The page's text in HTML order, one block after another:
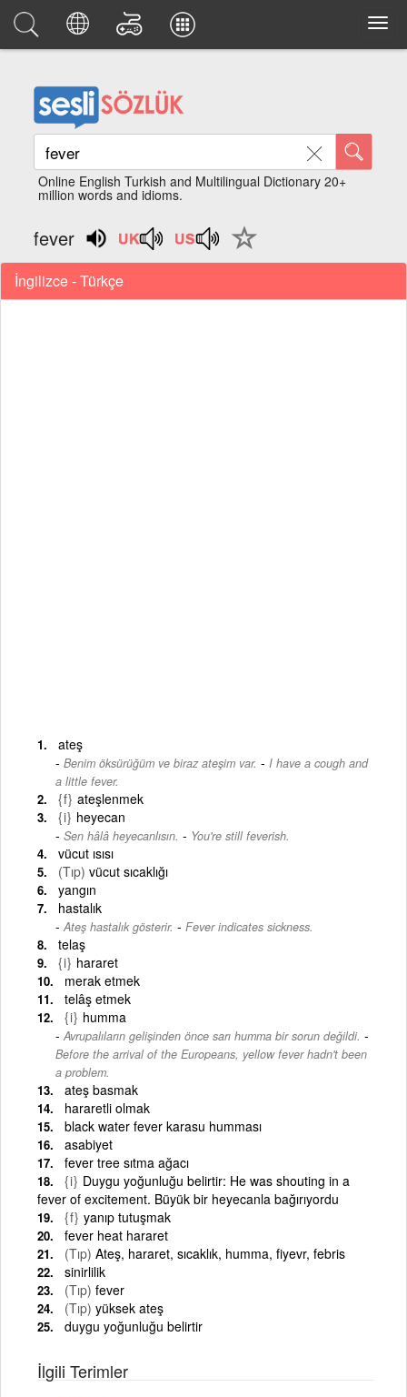
Online English Turkish and Multilingual Dictionary 20+
million words and idioms.
fever
İngilizce - Türkçe
ateş
Benim öksürüğüm ve biraz ateşim var. - I have a cough and
a little fever.
{f} ateşlenmek
{i} heyecan
Sen hâlâ heyecanlısın. - You're still feverish.
vücut ısısı
(Tıp) vücut sıcaklığı
yangın
hastalık
Ateş hastalık gösterir. - Fever indicates sickness.
telaş
{i} hararet
merak etmek
telâş etmek
{i} humma
Avrupalıların gelişinden önce sarı humma bir sorun değildi. -
Before the arrival of the Europeans, yellow fever hadn't been
a problem.
ateş basmak
hararetli olmak
black water fever karasu humması
asabiyet
fever tree sıtma ağacı
{i} Duygu yoğunluğu belirtir: He was shouting in a
fever of excitement. Büyük bir heyecanla bağırıyordu
{f} yanıp tutuşmak
fever heat hararet
(Tıp) Ateş, hararet, sıcaklık, humma, fiyevr, febris
sinirlilik
(Tıp) fever
(Tıp) yüksek ateş
duygu yoğunluğu belirtir
İlgili Terimler